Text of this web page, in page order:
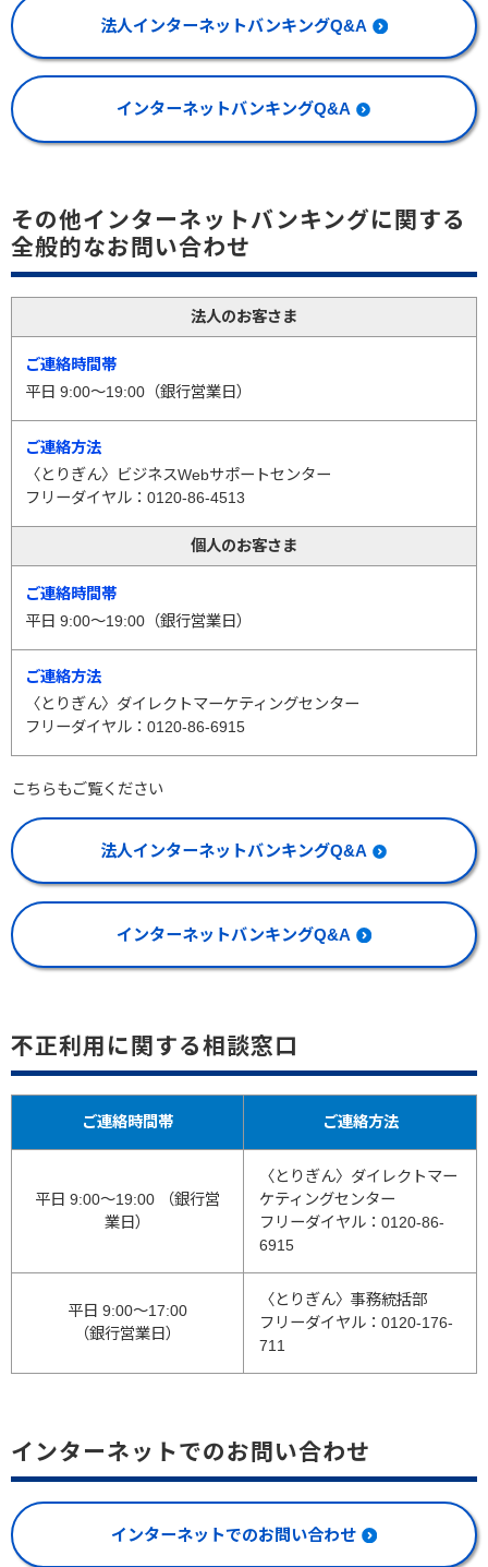
法人インターネットバンキングQ&A
インターネットバンキングQ&A
その他インターネットバンキングに関する
全般的なお問い合わせ
法人のお客さま
平日 9:00～19:00（銀行営業日）
〈とりぎん〉ビジネスWebサポートセンター
フリーダイヤル：0120-86-4513
個人のお客さま
平日 9:00～19:00（銀行営業日）
〈とりぎん〉ダイレクトマーケティングセンター
フリーダイヤル：0120-86-6915
こちらもご覧ください
法人インターネットバンキングQ&A
インターネットバンキングQ&A
不正利用に関する相談窓口
ご連絡時間帯 ご連絡方法
平日 9:00～19:00 （銀行営
業日）
〈とりぎん〉ダイレクトマー
ケティングセンター
フリーダイヤル：0120-86-
6915
平日 9:00～17:00
（銀行営業日）
〈とりぎん〉事務統括部
フリーダイヤル：0120-176-
711
インターネットでのお問い合わせ
インターネットでのお問い合わせ